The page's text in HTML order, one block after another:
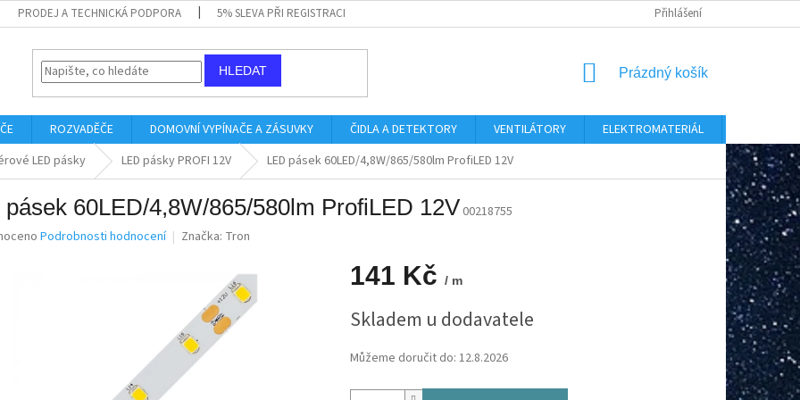
PRODEJ A TECHNICKÁ PODPORA 5% SLEVA PŘI REGISTRACI Přihlášení
HLEDAT
NÁKUPNÍ
Prázdný košík
ROZVADĚČE DOMOVNÍ VYPÍNAČE A ZÁSUVKY ČIDLA A DETEKTORY VENTILÁTORY ELEKTROMATERIÁL
LED pásky LED pásky PROFI 12V LED pásek 60LED/4,8W/865/580lm ProfiLED 12V
pásek 60LED/4,8W/865/580lm ProfiLED 12V 00218755
Podrobnosti hodnocení Značka: Tron
141 Kč / m
cena:
Skladem u dodavatele
Můžeme doručit do: 12.8.2026